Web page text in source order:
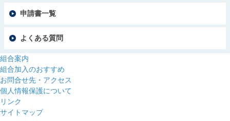
申請書一覧
よくある質問
組合案内
組合加入のおすすめ
お問合せ先・アクセス
個人情報保護について
リンク
サイトマップ